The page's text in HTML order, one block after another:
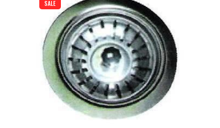
Сохранить моё имя, email и адрес сайта в этом
браузере для последующих моих комментариев.
₪1112.
SALE